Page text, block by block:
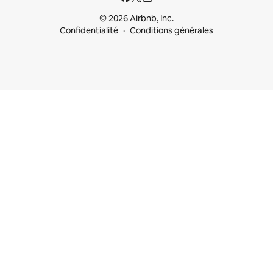
© 2026 Airbnb, Inc.
Confidentialité
Conditions générales